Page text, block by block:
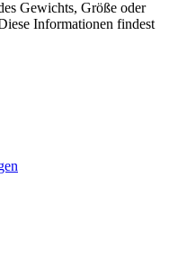
Gewichts, Größe oder
Informationen findest